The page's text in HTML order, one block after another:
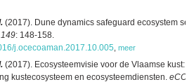
(2017). Dune dynamics safeguard ecosystem
: 148-158.
j.ocecoaman.2017.10.005 meer
(2017). Ecosysteemvisie voor de Vlaamse kust:
kustecosysteem en ecosysteemdiensten.